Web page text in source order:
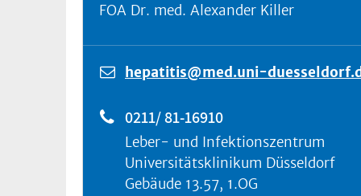
FOA Dr. med. Alexander Killer
hepatitis@med.uni-
0211/ 81-16910
Leber- und Infektionszentrum
Universitätsklinikum Düsseldorf
Gebäude 13.57, 1.OG